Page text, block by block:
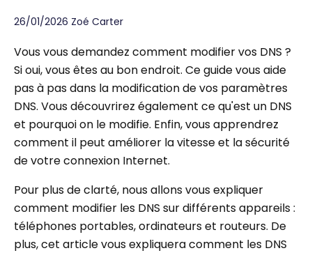
26/01/2026 Zoé Carter
Vous vous demandez comment modifier vos DNS ?
Si oui, vous êtes au bon endroit. Ce guide vous aide
pas à pas dans la modification de vos paramètres
DNS. Vous découvrirez également ce qu'est un DNS
et pourquoi on le modifie. Enfin, vous apprendrez
comment il peut améliorer la vitesse et la sécurité
de votre connexion Internet.
Pour plus de clarté, nous allons vous expliquer
comment modifier les DNS sur différents appareils :
téléphones portables, ordinateurs et routeurs. De
plus, cet article vous expliquera comment les DNS